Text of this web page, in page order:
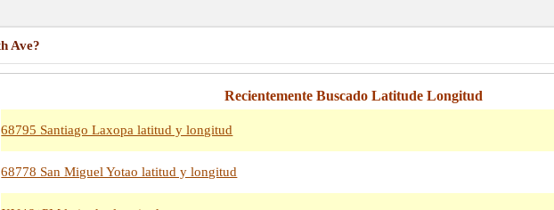
Ave?
Recientemente Buscado Latitude Longitud
68795 Santiago Laxopa latitud y longitud
68778 San Miguel Yotao latitud y longitud